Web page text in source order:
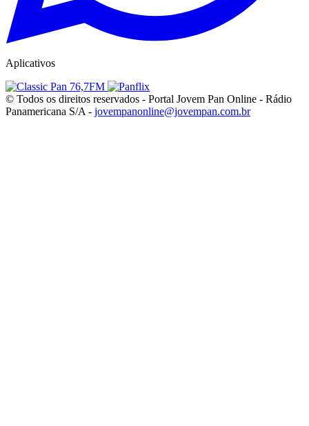
Aplicativos
© Todos os direitos reservados - Portal Jovem Pan Online - Rádio
Panamericana S/A - jovempanonline@jovempan.com.br